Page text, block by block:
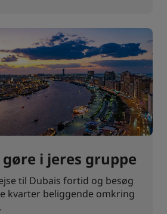
i jeres gruppe
til Dubais fortid og besøg
kvarter beliggende omkring